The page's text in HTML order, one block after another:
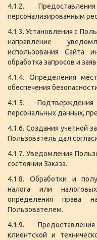
4.1.2.
персонализированным
4.1.3. Установления с
направление
использования Сайта
обработка запросов и
4.1.4. Определения
обеспечения
4.1.5.
персональных данных,
4.1.6. Создания учетной
Пользователь дал
4.1.7. Уведомления
состоянии Заказа.
4.1.8. Обработки и
налога или
определения права
Пользователем.
4.1.9.
клиентской и